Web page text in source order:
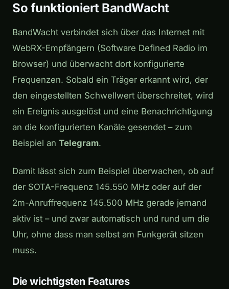
So funktioniert BandWacht
BandWacht verbindet sich über das Internet mit
WebRX-Empfängern (Software Defined Radio im
Browser) und überwacht dort konfigurierte
Frequenzen. Sobald ein Träger erkannt wird, der
den eingestellten Schwellwert überschreitet, wird
ein Ereignis ausgelöst und eine Benachrichtigung
an die konfigurierten Kanäle gesendet – zum
Beispiel an Telegram.
Damit lässt sich zum Beispiel überwachen, ob auf
der SOTA-Frequenz 145.550 MHz oder auf der
2m-Anruffrequenz 145.500 MHz gerade jemand
aktiv ist – und zwar automatisch und rund um die
Uhr, ohne dass man selbst am Funkgerät sitzen
muss.
Die wichtigsten Features